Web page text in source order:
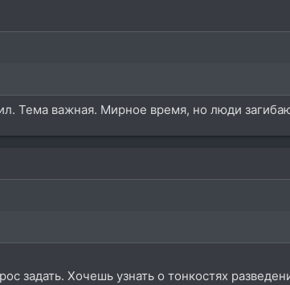
Тема важная. Мирное время, но люди
задать. Хочешь узнать о тонкостях